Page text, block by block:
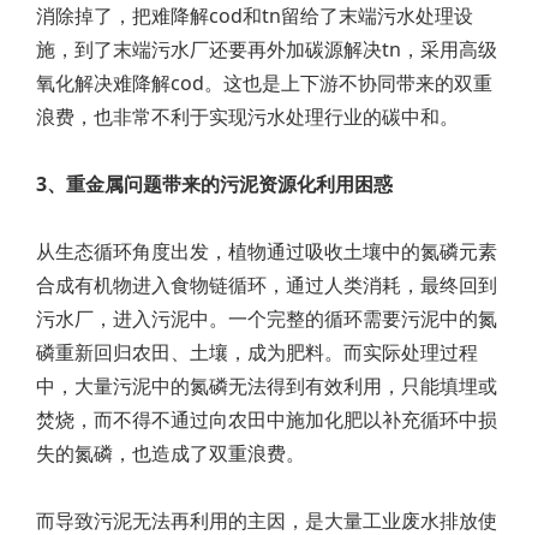
消除掉了，把难降解cod和tn留给了末端污水处理设
施，到了末端污水厂还要再外加碳源解决tn，采用高级
氧化解决难降解cod。这也是上下游不协同带来的双重
浪费，也非常不利于实现污水处理行业的碳中和。
3、重金属问题带来的污泥资源化利用困惑
从生态循环角度出发，植物通过吸收土壤中的氮磷元素
合成有机物进入食物链循环，通过人类消耗，最终回到
污水厂，进入污泥中。一个完整的循环需要污泥中的氮
磷重新回归农田、土壤，成为肥料。而实际处理过程
中，大量污泥中的氮磷无法得到有效利用，只能填埋或
焚烧，而不得不通过向农田中施加化肥以补充循环中损
失的氮磷，也造成了双重浪费。
而导致污泥无法再利用的主因，是大量工业废水排放使